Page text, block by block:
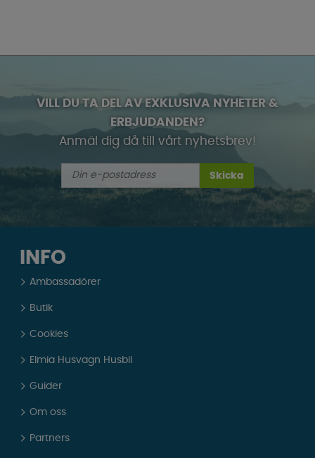
VILL DU TA DEL AV EXKLUSIVA NYHETER &
ERBJUDANDEN?
Anmäl dig då till vårt nyhetsbrev!
Skicka
INFO
Ambassadörer
Butik
Cookies
Elmia Husvagn Husbil
Guider
Om oss
Partners